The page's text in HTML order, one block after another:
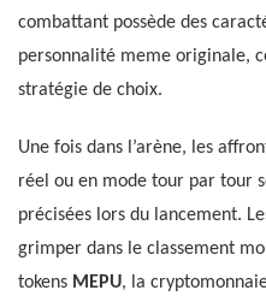
combattant possède des
personnalité meme originale,
stratégie de choix.
Une fois dans l’arène, les
réel ou en mode tour par tour
précisées lors du lancement.
grimper dans le classement
tokens MEPU, la